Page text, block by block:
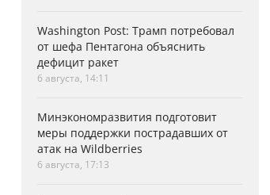
Washington Post: Трамп потребовал
от шефа Пентагона объяснить
дефицит ракет
6 августа, 14:11
Минэкономразвития подготовит
меры поддержки пострадавших от
атак на Wildberries
6 августа, 17:13